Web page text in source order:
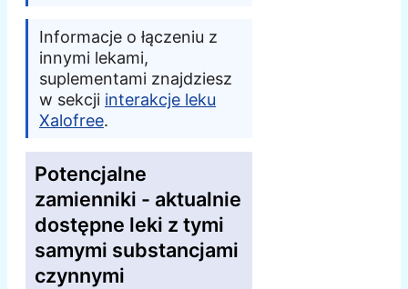
Informacje o łączeniu z
innymi lekami,
suplementami znajdziesz
w sekcji interakcje leku
Xalofree.
Potencjalne
zamienniki - aktualnie
dostępne leki z tymi
samymi substancjami
czynnymi